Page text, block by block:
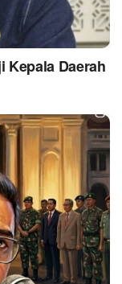
Kepala Daerah